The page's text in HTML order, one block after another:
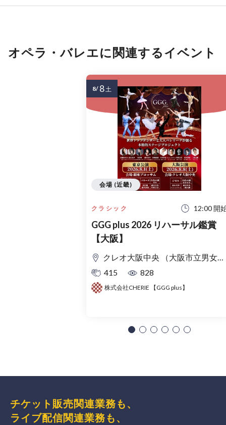
オペラ・バレエに関連するイベント
クラシック 12:00 開
GGG plus 2026 リハーサル鑑賞
【大阪】
クレオ大阪中央 （大阪市立男女共同参画センター） ホール
415
828
株式会社CHERIE 【GGG plus】
会場 (近畿)
8/ 8土
チケット販売関連業務も、
ライブ配信関連業務も、